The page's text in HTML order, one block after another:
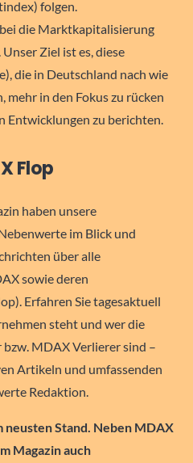
folgen.
die Marktkapitalisierung
Ziel ist es, diese
die in Deutschland nach wie
mehr in den Fokus zu rücken
Entwicklungen zu berichten.
Flop
haben unsere
im Blick und
über alle
sowie deren
Erfahren Sie tagesaktuell
steht und wer die
MDAX Verlierer sind –
Artikeln und umfassenden
Redaktion.
neusten Stand. Neben MDAX
Magazin auch